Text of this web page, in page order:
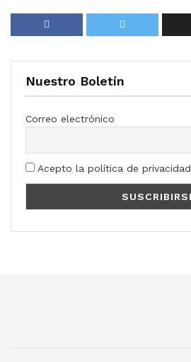
Nuestro Boletín
Correo electrónico
Acepto la política de privacidad